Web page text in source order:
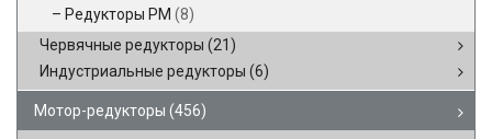
Редукторы РМ (8)
Червячные редукторы (21)
Индустриальные редукторы (6)
Мотор-редукторы (456)